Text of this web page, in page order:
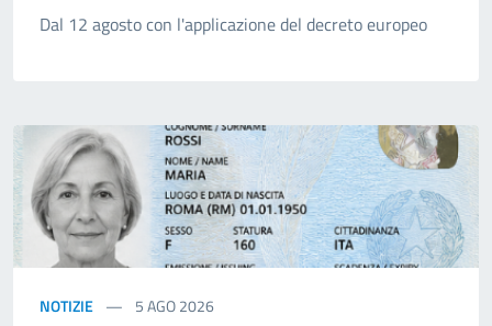
Dal 12 agosto con l'applicazione del decreto europeo
NOTIZIE 5AGO 2026